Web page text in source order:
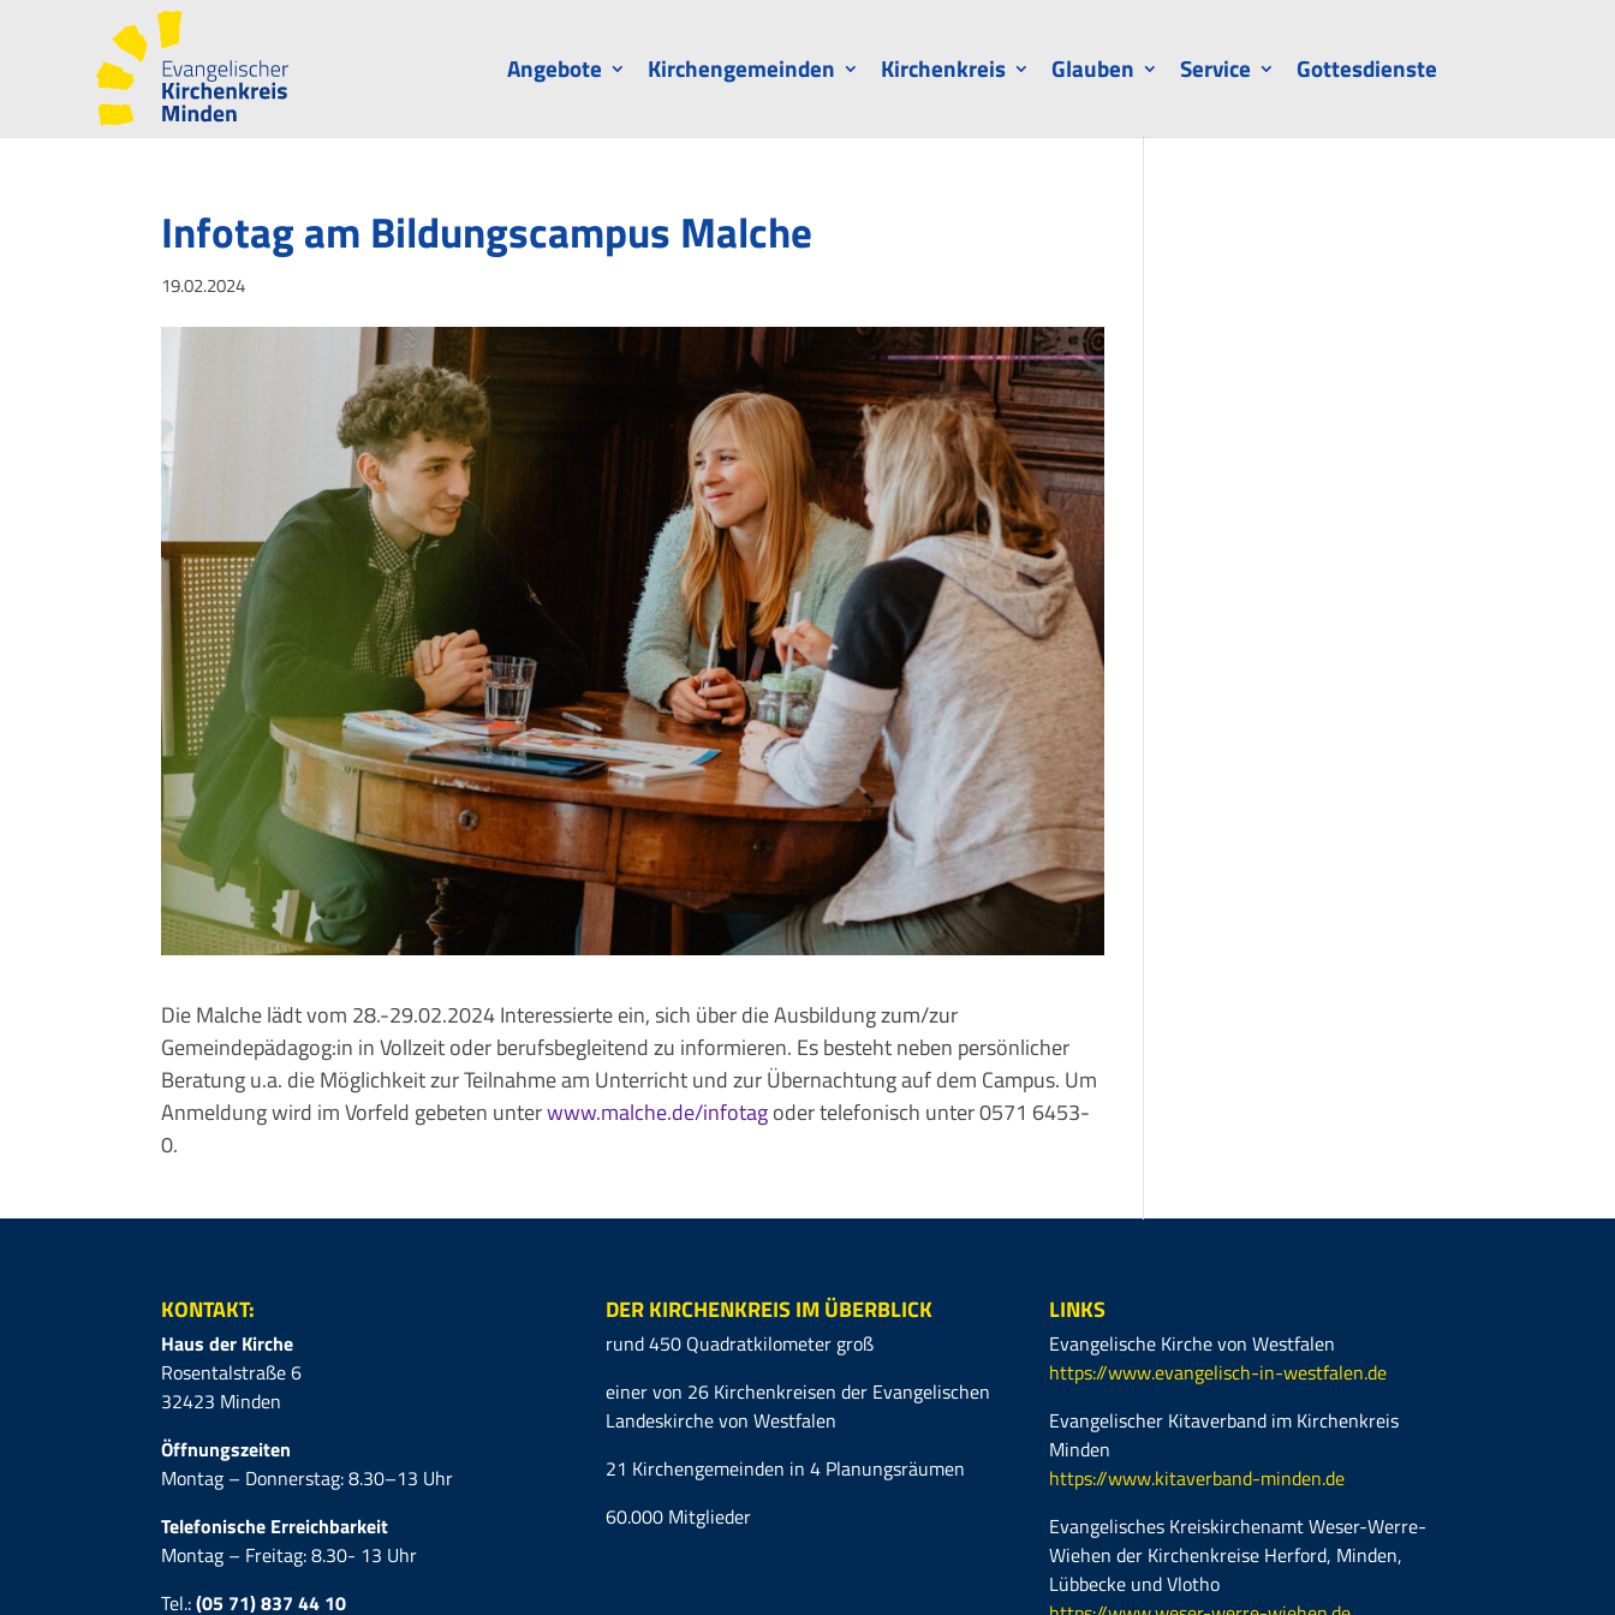
Angebote Kirchengemeinden Kirchenkreis Glauben Service Gottesdienste
Infotag am Bildungscampus Malche
19.02.2024
Die Malche lädt vom 28.-29.02.2024 Interessierte ein, sich über die Ausbildung zum/zur
Gemeindepädagog:in in Vollzeit oder berufsbegleitend zu informieren. Es besteht neben persönlicher
Beratung u.a. die Möglichkeit zur Teilnahme am Unterricht und zur Übernachtung auf dem Campus. Um
Anmeldung wird im Vorfeld gebeten unterwww.malche.de/infotagoder telefonisch unter 0571 6453-
0.
KONTAKT:
Haus der Kirche
Rosentalstraße 6
32423 Minden
Öffnungszeiten
Montag – Donnerstag: 8.30–13 Uhr
Telefonische Erreichbarkeit
Montag – Freitag: 8.30- 13 Uhr
Tel.:(05 71) 837 44 10
DER KIRCHENKREIS IM ÜBERBLICK
rund 450 Quadratkilometer groß
einer von 26 Kirchenkreisen der Evangelischen
Landeskirche von Westfalen
21 Kirchengemeinden in 4 Planungsräumen
60.000 Mitglieder
LINKS
Evangelische Kirche von Westfalen
https://www.evangelisch-in-westfalen.de
Evangelischer Kitaverband im Kirchenkreis
Minden
https://www.kitaverband-minden.de
Evangelisches Kreiskirchenamt Weser-Werre-
Wiehen der Kirchenkreise Herford, Minden,
Lübbecke und Vlotho